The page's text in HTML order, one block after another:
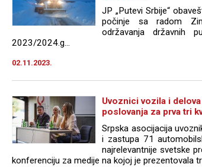
JP „Putevi Srbije“
počinje sa radom
održavanja
2023/2024.g...
02.11.2023.
Uvoznici vozila i
poslovanja za prva tri
Srpska asocijacija
i zastupa 71
najrelevantnije svetske
konferenciju za medije na kojoj je prezentovala